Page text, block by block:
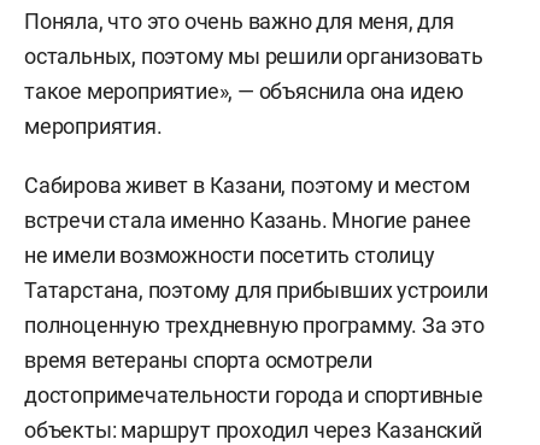
Поняла, что это очень важно для меня, для
остальных, поэтому мы решили организовать
такое мероприятие», — объяснила она идею
мероприятия.
Сабирова живет в Казани, поэтому и местом
встречи стала именно Казань. Многие ранее
не имели возможности посетить столицу
Татарстана, поэтому для прибывших устроили
полноценную трехдневную программу. За это
время ветераны спорта осмотрели
достопримечательности города и спортивные
объекты: маршрут проходил через Казанский